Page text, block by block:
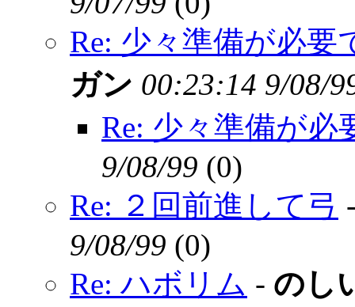
Re: 少々準備が必要
ガン 00:23:14 9/08/
Re: 少々準備が必
9/08/99 (0)
Re: ２回前進して弓
9/08/99 (0)
Re: ハボリム - のし